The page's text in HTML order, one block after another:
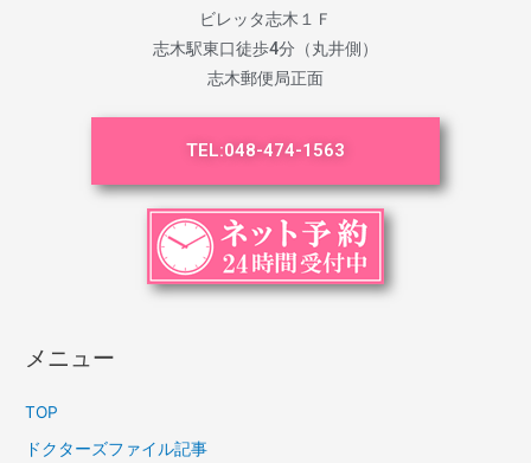
ビレッタ志木１Ｆ
志木駅東口徒歩4分（丸井側）
志木郵便局正面
TEL:048-474-1563
メニュー
TOP
ドクターズファイル記事